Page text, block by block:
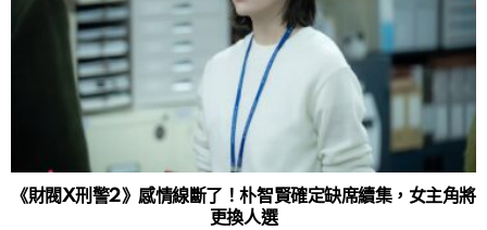
《財閥X刑警2》感情線斷了！朴智賢確定缺席續集，女主角將
更換人選